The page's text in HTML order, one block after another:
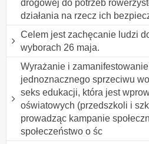
drogowej do potrzeb
działania na rzecz ich
Celem jest zachęcanie ludzi
wyborach 26 maja.
Wyrażanie i
jednoznacznego sprzeciwu
seks edukacji, która jest
oświatowych (przedszkoli i
prowadząc kampanie
społeczeństwo o śc